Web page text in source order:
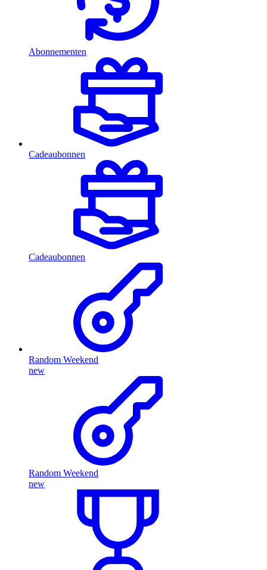
Abonnementen
Cadeaubonnen
Cadeaubonnen
Random Weekend
new
Random Weekend
new